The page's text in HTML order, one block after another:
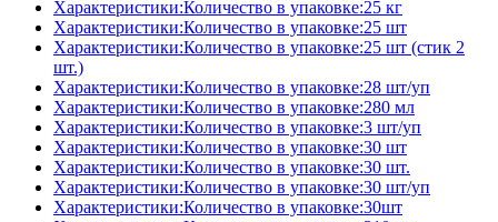
Характеристики:Количество в упаковке:25 кг
Характеристики:Количество в упаковке:25 шт
Характеристики:Количество в упаковке:25 шт (стик 2
шт.)
Характеристики:Количество в упаковке:28 шт/уп
Характеристики:Количество в упаковке:280 мл
Характеристики:Количество в упаковке:3 шт/уп
Характеристики:Количество в упаковке:30 шт
Характеристики:Количество в упаковке:30 шт.
Характеристики:Количество в упаковке:30 шт/уп
Характеристики:Количество в упаковке:30шт